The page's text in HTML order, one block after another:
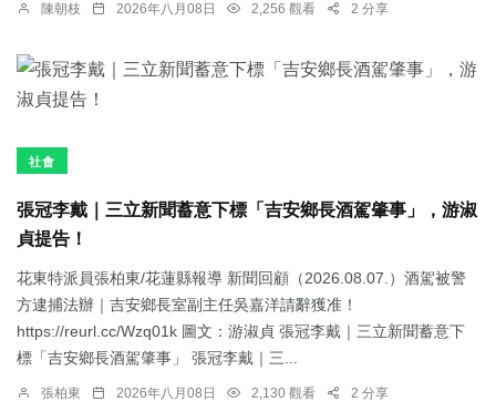
陳朝枝 2026年八月08日 2,256 觀看 2 分享
社會
張冠李戴｜三立新聞蓄意下標「吉安鄉長酒駕肇事」，游淑
貞提告！
花東特派員張柏東/花蓮縣報導 新聞回顧（2026.08.07.）酒駕被警
方逮捕法辦｜吉安鄉長室副主任吳嘉洋請辭獲准！
https://reurl.cc/Wzq01k 圖文：游淑貞 張冠李戴｜三立新聞蓄意下
標「吉安鄉長酒駕肇事」 張冠李戴｜三...
張柏東 2026年八月08日 2,130 觀看 2 分享